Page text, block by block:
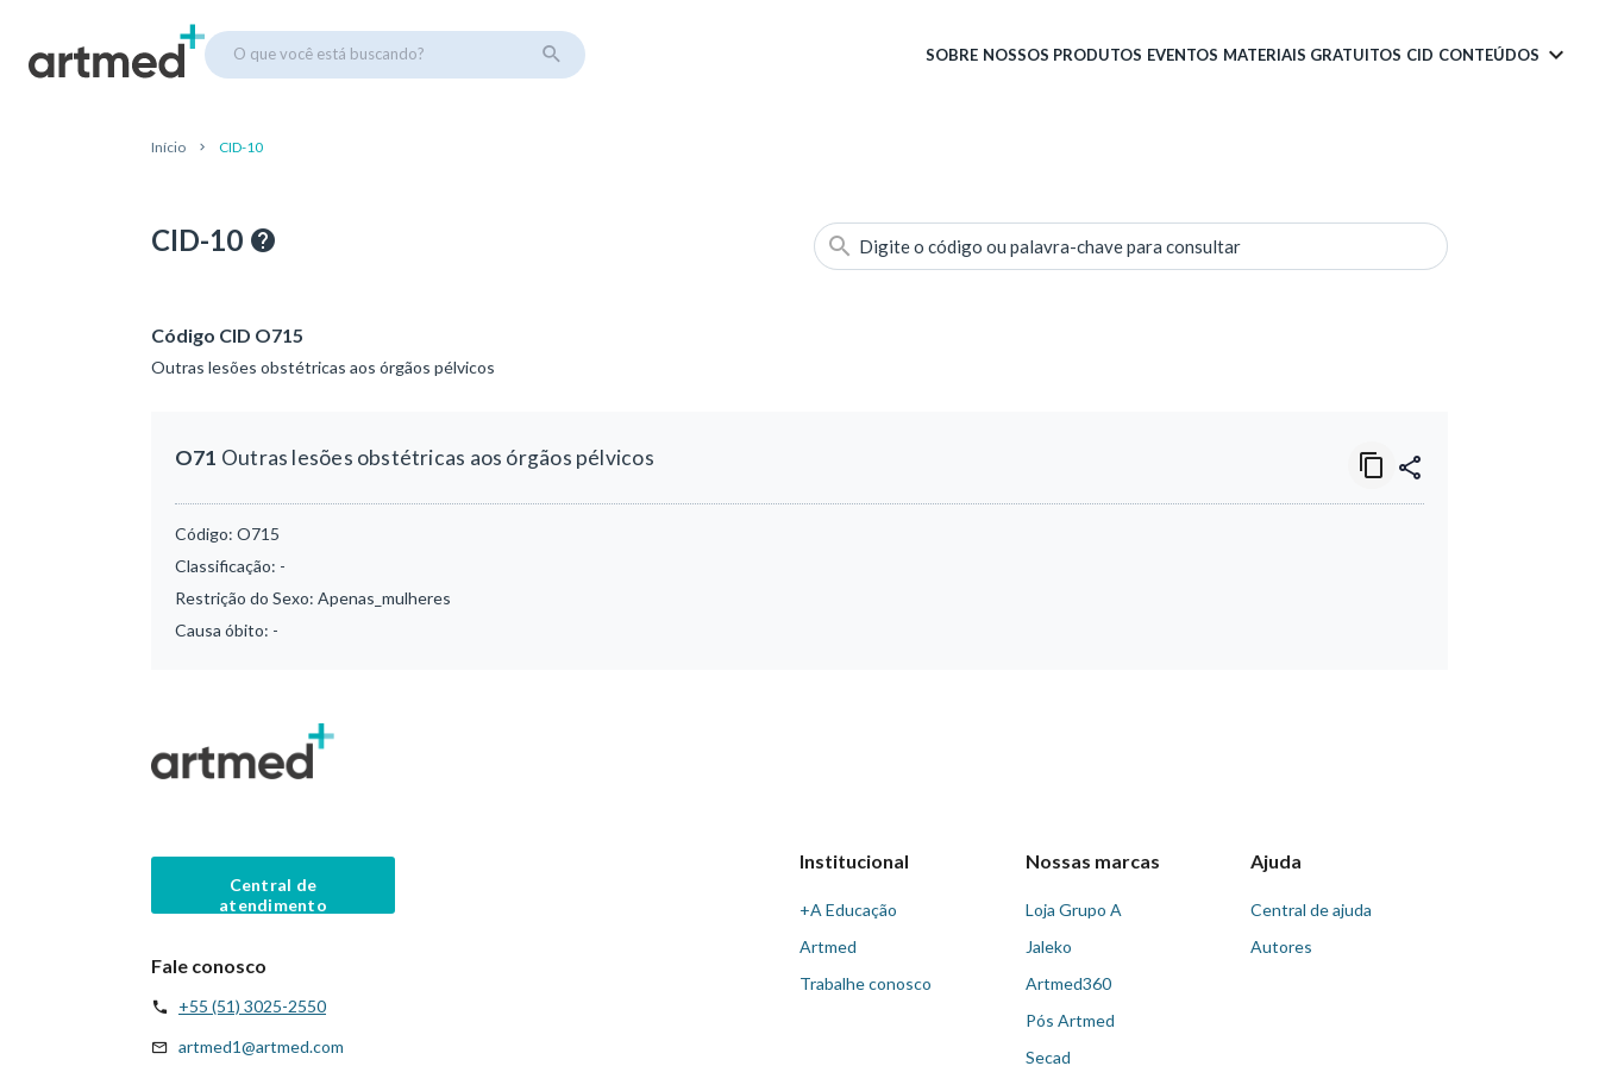
O que você está buscando? SOBRE NOSSOS PRODUTOS EVENTOS MATERIAIS GRATUITOS CID CONTEÚDOS
Início CID-10
CID-10 Digite o código ou palavra-chave para consultar
Código CID O715
Outras lesões obstétricas aos órgãos pélvicos
O71 Outras lesões obstétricas aos órgãos pélvicos
Código: O715
Classificação: -
Restrição do Sexo: Apenas_mulheres
Causa óbito: -
Central de
atendimento
Fale conosco
+55 (51) 3025-2550
artmed1@artmed.com
Institucional
+A Educação
Artmed
Trabalhe conosco
Nossas marcas
Loja Grupo A
Jaleko
Artmed360
Pós Artmed
Secad
Ajuda
Central de ajuda
Autores